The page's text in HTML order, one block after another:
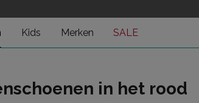
Kids Merken SALE
in het rood